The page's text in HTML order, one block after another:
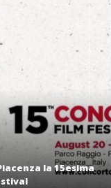
la 15esima